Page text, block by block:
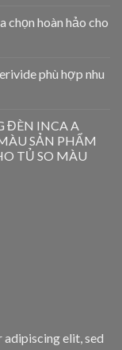
chọn hoàn hảo cho
phù hợp nhu
ĐÈN INCA A
SẢN PHẨM
TỦ SO MÀU
elit, sed